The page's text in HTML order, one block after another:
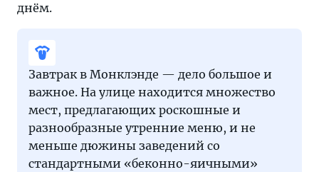
днём.
Завтрак в Монклэнде — дело большое и
важное. На улице находится множество
мест, предлагающих роскошные и
разнообразные утренние меню, и не
меньше дюжины заведений со
стандартными «беконно-яичными»